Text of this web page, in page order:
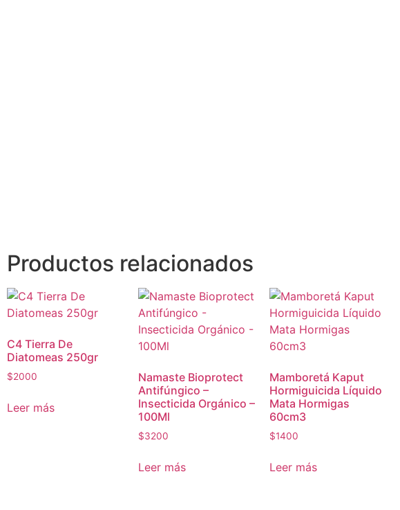
Productos relacionados
C4 Tierra De
Diatomeas 250gr
$2000
Leer más
Namaste Bioprotect
Antifúngico –
Insecticida Orgánico –
100Ml
$3200
Leer más
Mamboretá Kaput
Hormiguicida Líquido
Mata Hormigas
60cm3
$1400
Leer más